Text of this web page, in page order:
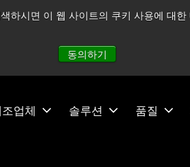
시면 이 웹 사이트의 쿠키 사용에 대
동의하기
있으며, 모든 서비스는 정상적으로
업체 솔루션 품질